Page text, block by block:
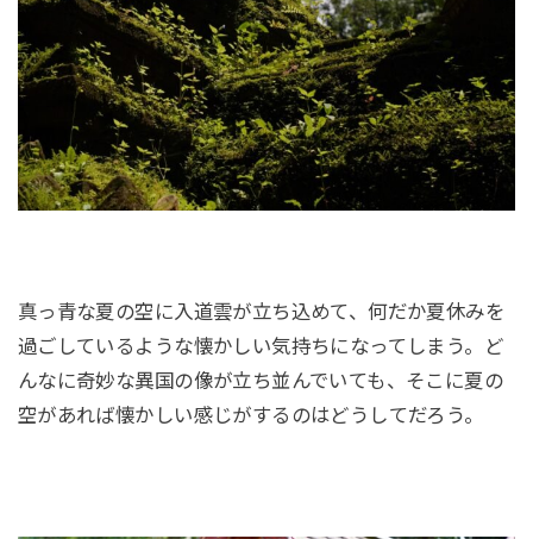
真っ青な夏の空に入道雲が立ち込めて、何だか夏休みを
過ごしているような懐かしい気持ちになってしまう。ど
んなに奇妙な異国の像が立ち並んでいても、そこに夏の
空があれば懐かしい感じがするのはどうしてだろう。